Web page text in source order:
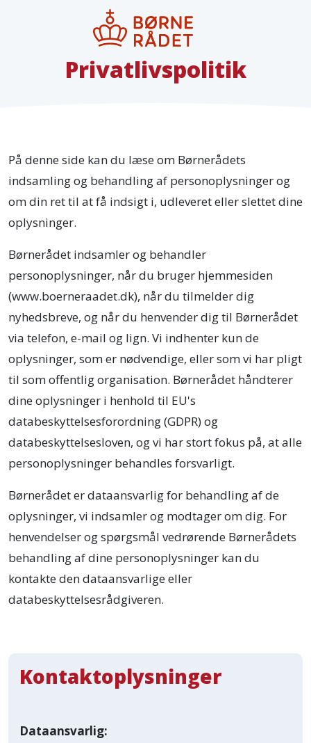
Privatlivspolitik
På denne side kan du læse om Børnerådets
indsamling og behandling af personoplysninger og
om din ret til at få indsigt i, udleveret eller slettet dine
oplysninger.
Børnerådet indsamler og behandler
personoplysninger, når du bruger hjemmesiden
(www.boerneraadet.dk), når du tilmelder dig
nyhedsbreve, og når du henvender dig til Børnerådet
via telefon, e-mail og lign. Vi indhenter kun de
oplysninger, som er nødvendige, eller som vi har pligt
til som offentlig organisation. Børnerådet håndterer
dine oplysninger i henhold til EU's
databeskyttelsesforordning (GDPR) og
databeskyttelsesloven, og vi har stort fokus på, at alle
personoplysninger behandles forsvarligt.
Børnerådet er dataansvarlig for behandling af de
oplysninger, vi indsamler og modtager om dig. For
henvendelser og spørgsmål vedrørende Børnerådets
behandling af dine personoplysninger kan du
kontakte den dataansvarlige eller
databeskyttelsesrådgiveren.
Kontaktoplysninger
Dataansvarlig: